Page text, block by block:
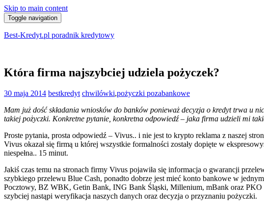
Skip to main content
Toggle navigation
Best-Kredyt.pl poradnik kredytowy
Która firma najszybciej udziela pożyczek?
30 maja 2014 bestkredyt chwilówki,pożyczki pozabankowe
Mam już dość składania wniosków do banków ponieważ decyzja o kredyt trwa u
takiej pożyczki. Konkretne pytanie, konkretna odpowiedź – jaka firma udzieli mi
Proste pytania, prosta odpowiedź – Vivus.. i nie jest to krypto reklama z naszej
Vivus okazał się firmą u której wszystkie formalności zostały dopięte w
niespełna.. 15 minut.
Jakiś czas temu na stronach firmy Vivus pojawiła się informacja o gwarancji
szybkiego przelewu Blue Cash, ponadto dobrze jest mieć konto bankowe w
Pocztowy, BZ WBK, Getin Bank, ING Bank Śląski, Millenium, mBank oraz PKO
szybciej nastąpi weryfikacja naszych danych oraz decyzja o przyznaniu pożyczki.